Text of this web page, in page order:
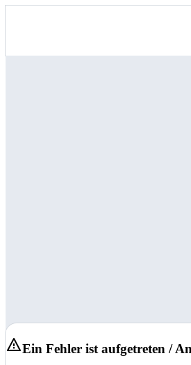
Ein Fehler ist aufgetreten /